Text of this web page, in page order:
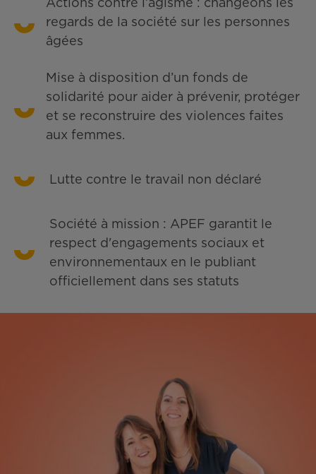
Actions contre l’âgisme : changeons les
regards de la société sur les personnes
âgées
Mise à disposition d’un fonds de
solidarité pour aider à prévenir, protéger
et se reconstruire des violences faites
aux femmes.
Lutte contre le travail non déclaré
Société à mission : APEF garantit le
respect d'engagements sociaux et
environnementaux en le publiant
officiellement dans ses statuts